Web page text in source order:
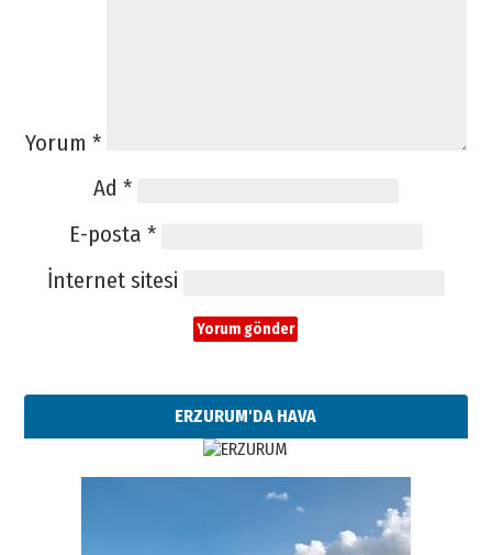
Yorum *
Ad *
E-posta *
İnternet sitesi
ERZURUM'DA HAVA